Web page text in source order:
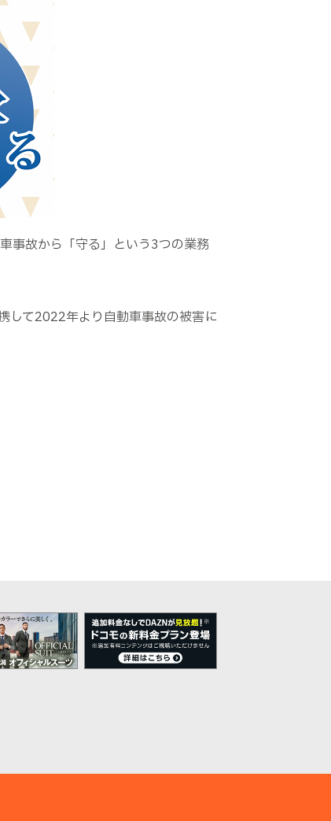
事故から「守る」という3つの業務
して2022年より自動車事故の被害に